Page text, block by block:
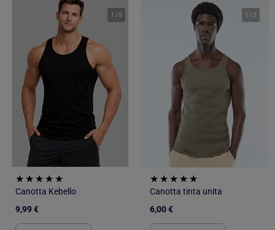
1 / 5
Canotta Kebello
9,99 €
1 / 3
Canotta tinta unita
6,00 €